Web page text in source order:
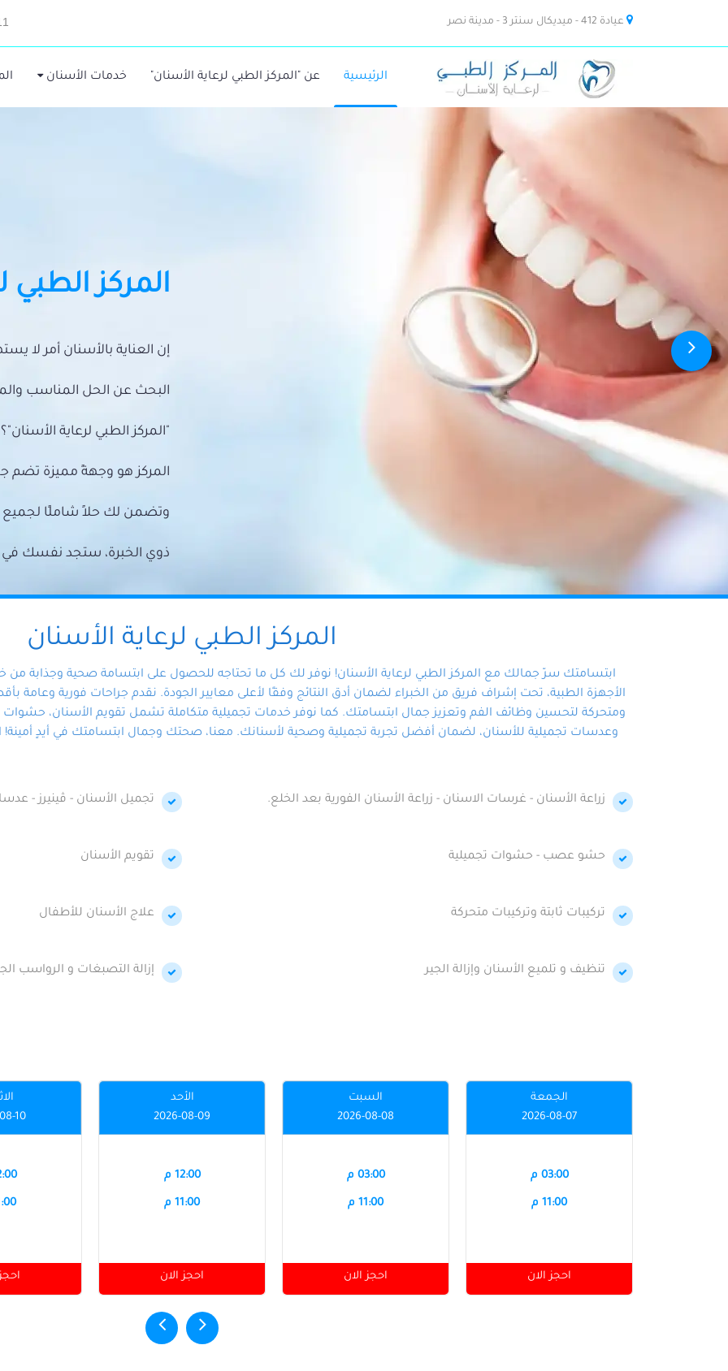
عيادة 412 - ميديكال سنتر 3 - مدينة نصر
الرئيسية عن "المركز الطبي لرعاية الأسنان" خدمات الأسنان
المركز الطبي
إن العناية بالأسنان أمر لا
البحث عن الحل المناسب
"المركز الطبي لرعاية الأسنان"؟
المركز هو وجهةً مميزة تضم
وتضمن لك حلاً شاملًا
ذوي الخبرة، ستجد نفسك في
المركز الطبي لرعاية الأسنان
ابتسامتك سرّ جمالك مع المركز الطبي لرعاية الأسنان! نوفر لك كل ما تحتاجه للحصول على ابتسامة صحية وجذابة
الأجهزة الطبية، تحت إشراف فريق من الخبراء لضمان أدق النتائج وفقًا لأعلى معايير الجودة. نقدم جراحات فورية وعامة
ومتحركة لتحسين وظائف الفم وتعزيز جمال ابتسامتك. كما نوفر خدمات تجميلية متكاملة تشمل تقويم الأسنان، حشوات
وعدسات تجميلية للأسنان، لضمان أفضل تجربة تجميلية وصحية لأسنانك. معنا، صحتك وجمال ابتسامتك في أيدٍ أمينة!
زراعة الأسنان - غرسات الاسنان - زراعة الأسنان الفورية بعد الخلع. تجميل الأسنان - ڤينيرز -
حشو عصب - حشوات تجميلية تقويم الأسنان
تركيبات ثابتة وتركيبات متحركة علاج الأسنان للأطفال
تنظيف و تلميع الأسنان وإزالة الجير إزالة التصبغات و الرواسب
الجمعة
2026-08-07
03:00 م
11:00 م
احجز الان
السبت
2026-08-08
03:00 م
11:00 م
احجز الان
الأحد
2026-08-09
12:00 م
11:00 م
احجز الان
10